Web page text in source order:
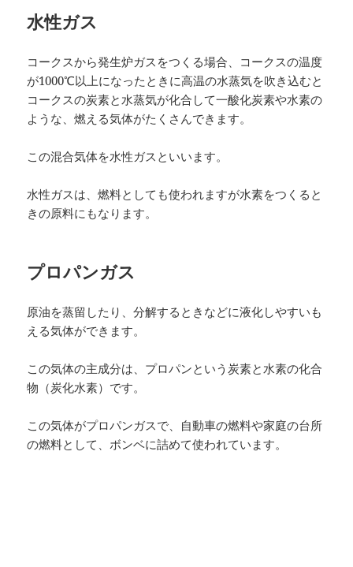
水性ガス
コークスから発生炉ガスをつくる場合、コークスの温度
が1000℃以上になったときに高温の水蒸気を吹き込むと
コークスの炭素と水蒸気が化合して一酸化炭素や水素の
ような、燃える気体がたくさんできます。
この混合気体を水性ガスといいます。
水性ガスは、燃料としても使われますが水素をつくると
きの原料にもなります。
プロパンガス
原油を蒸留したり、分解するときなどに液化しやすいも
える気体ができます。
この気体の主成分は、プロパンという炭素と水素の化合
物（炭化水素）です。
この気体がプロパンガスで、自動車の燃料や家庭の台所
の燃料として、ボンベに詰めて使われています。